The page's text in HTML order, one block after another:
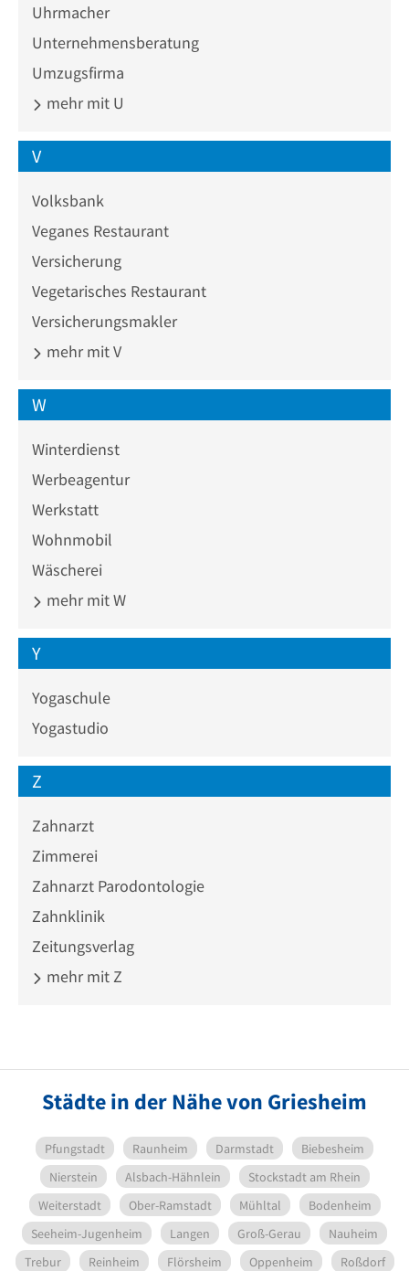
Uhrmacher
Unternehmensberatung
Umzugsfirma
mehr mit U
V
Volksbank
Veganes Restaurant
Versicherung
Vegetarisches Restaurant
Versicherungsmakler
mehr mit V
W
Winterdienst
Werbeagentur
Werkstatt
Wohnmobil
Wäscherei
mehr mit W
Y
Yogaschule
Yogastudio
Z
Zahnarzt
Zimmerei
Zahnarzt Parodontologie
Zahnklinik
Zeitungsverlag
mehr mit Z
Städte in der Nähe von Griesheim
Pfungstadt Raunheim Darmstadt
Biebesheim
Nierstein
Alsbach-Hähnlein
Stockstadt am Rhein
Weiterstadt
Ober-Ramstadt Mühltal
Bodenheim
Seeheim-Jugenheim
Langen Groß-Gerau
Nauheim
Trebur
Reinheim Flörsheim Oppenheim
Roßdorf